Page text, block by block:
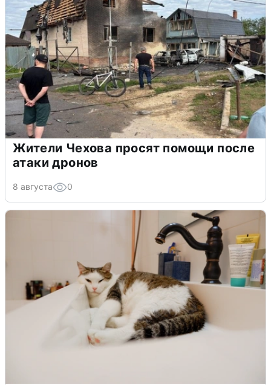
Жители Чехова просят помощи после
атаки дронов
8 августа 0